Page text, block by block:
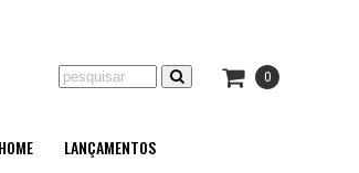
0
HOME LANÇAMENTOS